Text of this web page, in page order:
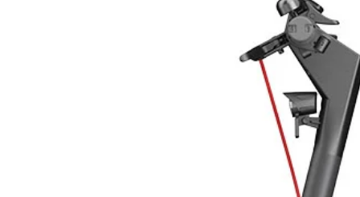
Materiale: Tubo in acciaio 1”, DC-
Pressione max. operativa: 15 bar
Pressione max. collaudo: 25 bar
Temperatura max. operativa: 130
Materiale: Schiuma di